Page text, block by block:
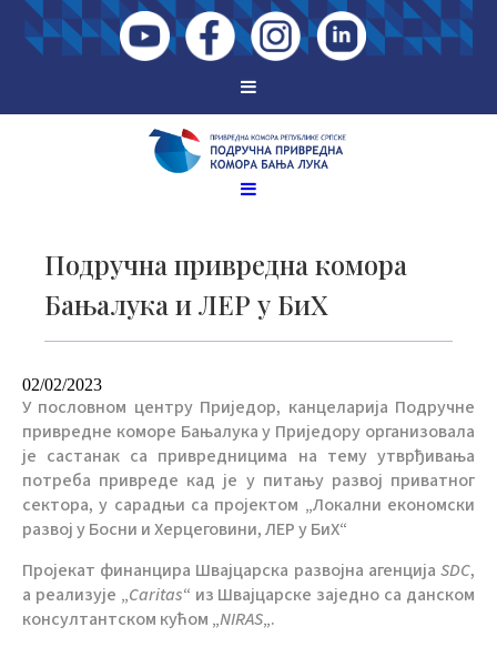
Подручна привредна комора
Бањалука и ЛЕР у БиХ
02/02/2023
У пословном центру Приједор, канцеларија Подручне
привредне коморе Бањалука у Приједору организовала
је састанак са привредницима на тему утврђивања
потреба привреде кад је у питању развој приватног
сектора, у сарадњи са пројектом „Локални економски
развој у Босни и Херцеговини, ЛЕР у БиХ“
Пројекат финанцира Швајцарска развојна агенција SDC,
а реализује „Caritas“ из Швајцарске заједно са данском
консултантском кућом „NIRAS„.